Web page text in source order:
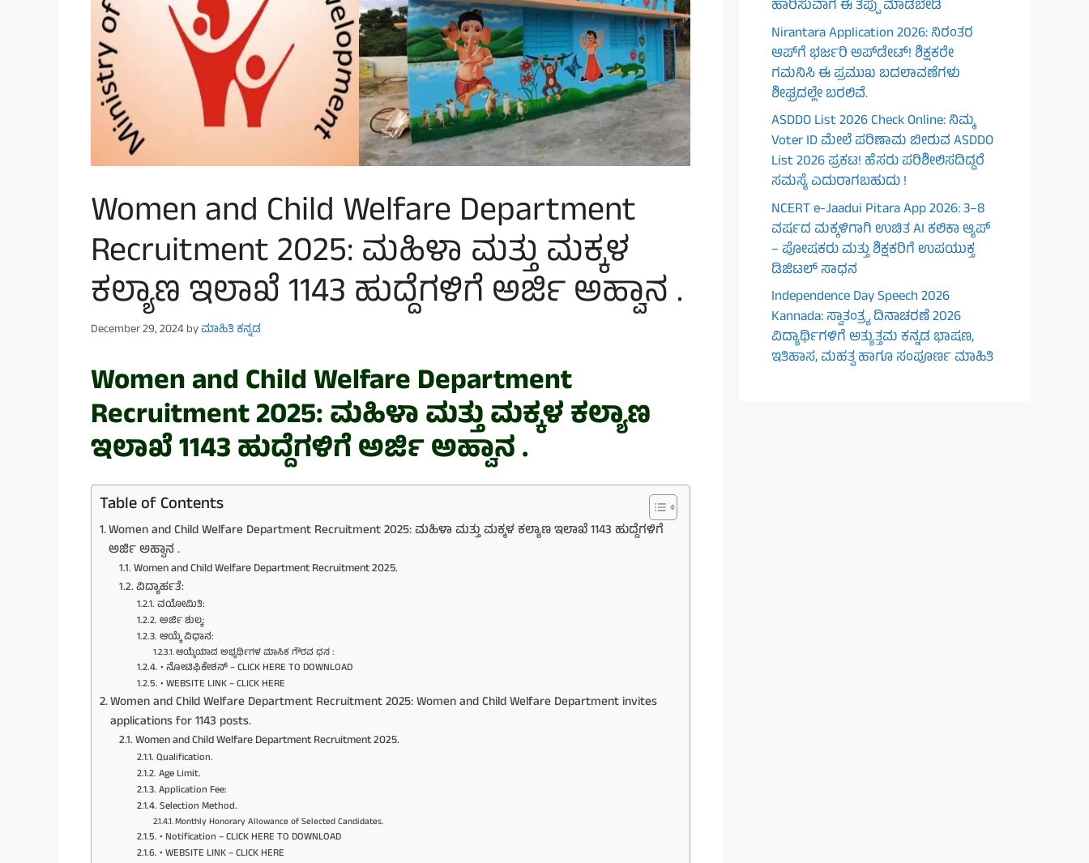
Women and Child Welfare Department
Recruitment 2025: ಮಹಿಳಾ ಮತ್ತು ಮಕ್ಕಳ
ಕಲ್ಯಾಣ ಇಲಾಖೆ 1143 ಹುದ್ದೆಗಳಿಗೆ ಅರ್ಜಿ ಅಹ್ವಾನ .
December 29, 2024byಮಾಹಿತಿ ಕನ್ನಡ
Women and Child Welfare Department
Recruitment 2025: ಮಹಿಳಾ ಮತ್ತು ಮಕ್ಕಳ ಕಲ್ಯಾಣ
ಇಲಾಖೆ 1143 ಹುದ್ದೆಗಳಿಗೆ ಅರ್ಜಿ ಅಹ್ವಾನ .
Table of Contents
Women and Child Welfare Department Recruitment 2025: ಮಹಿಳಾ ಮತ್ತು ಮಕ್ಕಳ ಕಲ್ಯಾಣ ಇಲಾಖೆ 1143 ಹುದ್ದೆಗಳಿಗೆ
ಅರ್ಜಿ ಅಹ್ವಾನ .
Women and Child Welfare Department Recruitment 2025.
ವಿದ್ಯಾರ್ಹತೆ:
ವಯೋಮಿತಿ:
ಅರ್ಜಿ ಶುಲ್ಕ:
ಆಯ್ಕೆ ವಿಧಾನ:
ಆಯ್ಕೆಯಾದ ಅಭ್ಯರ್ಥಿಗಳ ಮಾಸಿಕ ಗೌರವ ಧನ :
• ನೋಟಿಫಿಕೇಶನ್ – CLICK HERE TO DOWNLOAD
• WEBSITE LINK – CLICK HERE
Women and Child Welfare Department Recruitment 2025: Women and Child Welfare Department invites
applications for 1143 posts.
Women and Child Welfare Department Recruitment 2025.
Qualification.
Age Limit.
Application Fee:
Selection Method.
Monthly Honorary Allowance of Selected Candidates.
• Notification – CLICK HERE TO DOWNLOAD
• WEBSITE LINK – CLICK HERE
ಹಾರಿಸುವಾಗ ಈ ತಪ್ಪು ಮಾಡಬೇಡಿ
Nirantara Application 2026: ನಿರಂತರ
ಆಪ್‌ಗೆ ಭರ್ಜರಿ ಅಪ್‌ಡೇಟ್! ಶಿಕ್ಷಕರೇ
ಗಮನಿಸಿ ಈ ಪ್ರಮುಖ ಬದಲಾವಣೆಗಳು
ಶೀಘ್ರದಲ್ಲೇ ಬರಲಿವೆ.
ASDDO List 2026 Check Online: ನಿಮ್ಮ
Voter ID ಮೇಲೆ ಪರಿಣಾಮ ಬೀರುವ ASDDO
List 2026 ಪ್ರಕಟ! ಹೆಸರು ಪರಿಶೀಲಿಸದಿದ್ದರೆ
ಸಮಸ್ಯೆ ಎದುರಾಗಬಹುದು !
NCERT e-Jaadui Pitara App 2026: 3–8
ವರ್ಷದ ಮಕ್ಕಳಿಗಾಗಿ ಉಚಿತ AI ಕಲಿಕಾ ಆ್ಯಪ್
– ಪೋಷಕರು ಮತ್ತು ಶಿಕ್ಷಕರಿಗೆ ಉಪಯುಕ್ತ
ಡಿಜಿಟಲ್ ಸಾಧನ
Independence Day Speech 2026
Kannada: ಸ್ವಾತಂತ್ರ್ಯ ದಿನಾಚರಣೆ 2026
ವಿದ್ಯಾರ್ಥಿಗಳಿಗೆ ಅತ್ಯುತ್ತಮ ಕನ್ನಡ ಭಾಷಣ,
ಇತಿಹಾಸ, ಮಹತ್ವ ಹಾಗೂ ಸಂಪೂರ್ಣ ಮಾಹಿತಿ